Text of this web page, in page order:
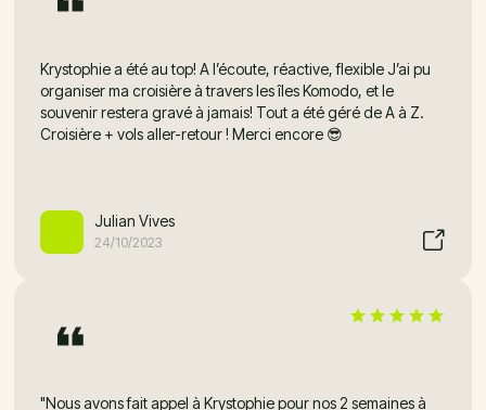
Krystophie a été au top! A l’écoute, réactive, flexible J’ai pu
organiser ma croisière à travers les îles Komodo, et le
souvenir restera gravé à jamais! Tout a été géré de A à Z.
Croisière + vols aller-retour ! Merci encore 😎
Julian Vives
24/10/2023
"Nous avons fait appel à Krystophie pour nos 2 semaines à